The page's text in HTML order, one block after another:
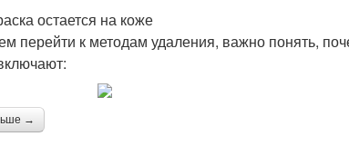
остается на коже
перейти к методам удаления, важно понять,
→